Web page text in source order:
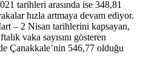
tarihleri arasında ise 348,81
hızla artmaya devam ediyor.
– 2 Nisan tarihlerini kapsayan,
vaka sayısını gösteren
Çanakkale’nin 546,77 olduğu